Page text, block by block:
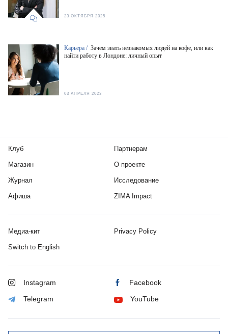
23 ОКТЯБРЯ 2025
Карьера / Зачем звать незнакомых людей на кофе, или как
найти работу в Лондоне: личный опыт
03 АПРЕЛЯ 2023
Клуб
Магазин
Журнал
Афиша
Партнерам
О проекте
Исследование
ZIMA Impact
Медиа-кит Privacy Policy
Switch to English
Instagram Facebook
Telegram YouTube